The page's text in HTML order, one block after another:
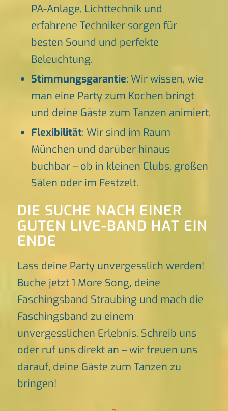
PA-Anlage, Lichttechnik und
erfahrene Techniker sorgen für
besten Sound und perfekte
Beleuchtung.
Stimmungsgarantie: Wir wissen, wie
man eine Party zum Kochen bringt
und deine Gäste zum Tanzen animiert.
Flexibilität: Wir sind im Raum
München und darüber hinaus
buchbar – ob in kleinen Clubs, großen
Sälen oder im Festzelt.
DIE SUCHE NACH EINER
GUTEN LIVE-BAND HAT EIN
ENDE
Lass deine Party unvergesslich werden!
Buche jetzt 1 More Song, deine
Faschingsband Straubing und mach die
Faschingsband zu einem
unvergesslichen Erlebnis. Schreib uns
oder ruf uns direkt an – wir freuen uns
darauf, deine Gäste zum Tanzen zu
bringen!